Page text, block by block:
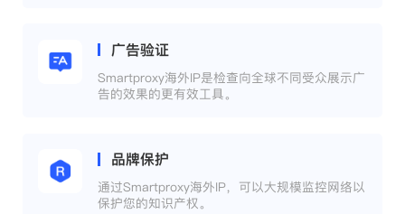
广告验证
Smartproxy海外IP是检查向全球不同受众展示广
告的效果的更有效工具。
品牌保护
通过Smartproxy海外IP，可以大规模监控网络以
保护您的知识产权。